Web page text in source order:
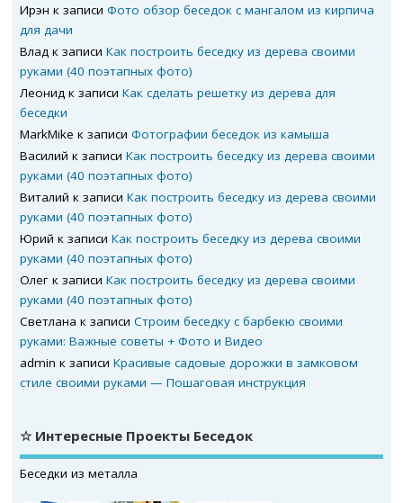
Ирэн к записи Фото обзор беседок с мангалом из кирпича
для дачи
Владк записи Как построить беседку из дерева своими
руками (40 поэтапных фото)
Леонидк записи Как сделать решетку из дерева для
беседки
MarkMike к записи Фотографии беседок из камыша
Василий к записи Как построить беседку из дерева своими
руками (40 поэтапных фото)
Виталий к записи Как построить беседку из дерева своими
руками (40 поэтапных фото)
Юрий к записи Как построить беседку из дерева своими
руками (40 поэтапных фото)
Олегк записи Как построить беседку из дерева своими
руками (40 поэтапных фото)
Светлана к записи Строим беседку с барбекю своими
руками: Важные советы + Фото и Видео
admin к записи Красивые садовые дорожки в замковом
стиле своими руками — Пошаговая инструкция
☆ Интересные Проекты Беседок
Беседки из металла